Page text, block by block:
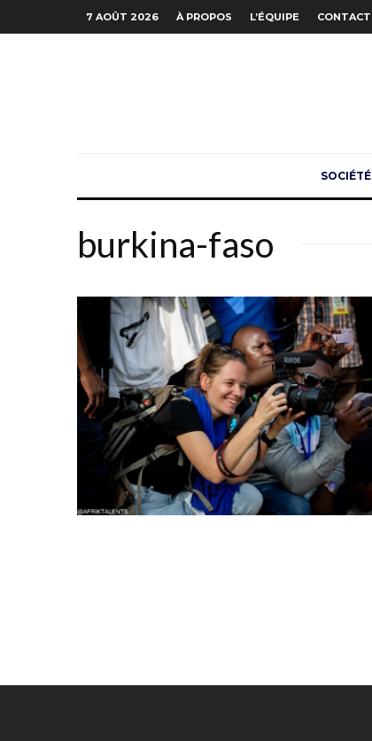
7 AOÛT 2026 À PROPOS L’ÉQUIPE CONTACT
SOCIÉTÉ
burkina-faso